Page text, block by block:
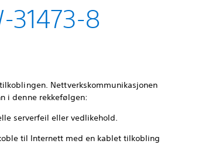
31473-8
Nettverkskommunikasjonen
i denne rekkefølgen:
serverfeil eller vedlikehold.
til Internett med en kablet tilkobling